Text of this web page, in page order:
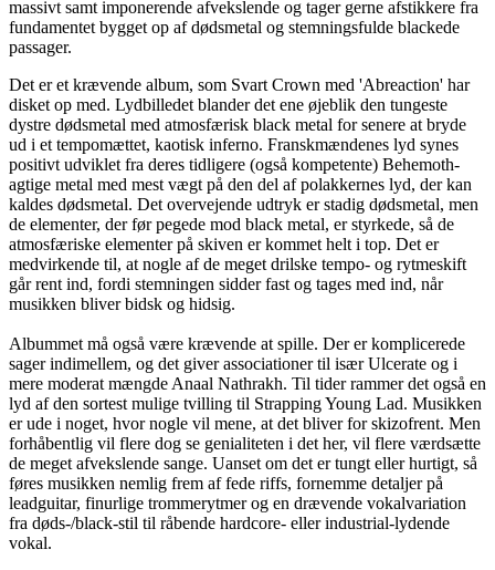
massivt samt imponerende afvekslende og tager gerne afstikkere fra
fundamentet bygget op af dødsmetal og stemningsfulde blackede
passager.
Det er et krævende album, som Svart Crown med 'Abreaction' har
disket op med. Lydbilledet blander det ene øjeblik den tungeste
dystre dødsmetal med atmosfærisk black metal for senere at bryde
ud i et tempomættet, kaotisk inferno. Franskmændenes lyd synes
positivt udviklet fra deres tidligere (også kompetente) Behemoth-
agtige metal med mest vægt på den del af polakkernes lyd, der kan
kaldes dødsmetal. Det overvejende udtryk er stadig dødsmetal, men
de elementer, der før pegede mod black metal, er styrkede, så de
atmosfæriske elementer på skiven er kommet helt i top. Det er
medvirkende til, at nogle af de meget drilske tempo- og rytmeskift
går rent ind, fordi stemningen sidder fast og tages med ind, når
musikken bliver bidsk og hidsig.
Albummet må også være krævende at spille. Der er komplicerede
sager indimellem, og det giver associationer til især Ulcerate og i
mere moderat mængde Anaal Nathrakh. Til tider rammer det også en
lyd af den sortest mulige tvilling til Strapping Young Lad. Musikken
er ude i noget, hvor nogle vil mene, at det bliver for skizofrent. Men
forhåbentlig vil flere dog se genialiteten i det her, vil flere værdsætte
de meget afvekslende sange. Uanset om det er tungt eller hurtigt, så
føres musikken nemlig frem af fede riffs, fornemme detaljer på
leadguitar, finurlige trommerytmer og en drævende vokalvariation
fra døds-/black-stil til råbende hardcore- eller industrial-lydende
vokal.